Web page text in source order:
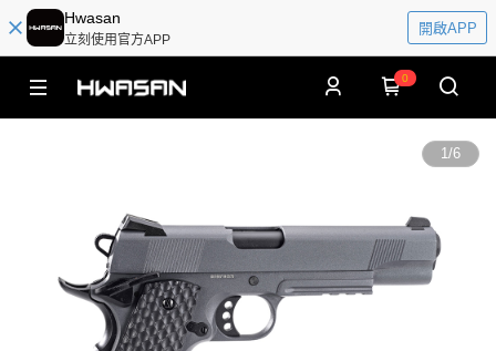
Hwasan
立刻使用官方APP
開啟APP
0
1/6